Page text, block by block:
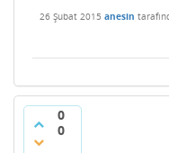
26 Şubat 2015 anesin
0
0